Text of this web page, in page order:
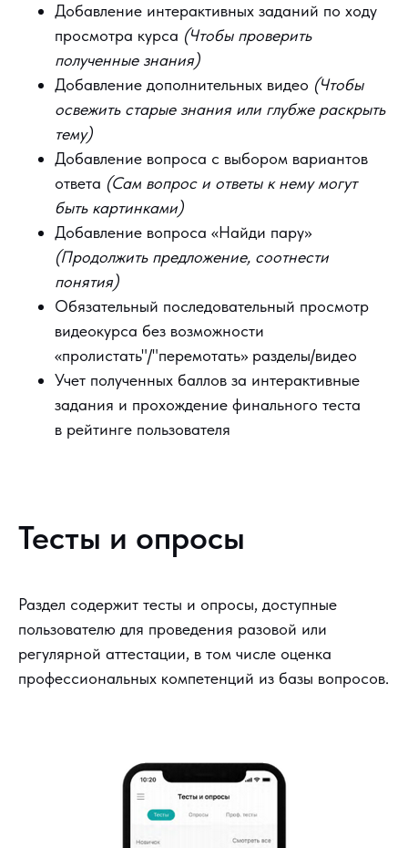
Добавление интерактивных заданий по ходу
просмотра курса (Чтобы проверить
полученные знания)
Добавление дополнительных видео (Чтобы
освежить старые знания или глубже раскрыть
тему)
Добавление вопроса с выбором вариантов
ответа (Сам вопрос и ответы к нему могут
быть картинками)
Добавление вопроса «Найди пару»
(Продолжить предложение, соотнести
понятия)
Обязательный последовательный просмотр
видеокурса без возможности
«пролистать"/"перемотать» разделы/видео
Учет полученных баллов за интерактивные
задания и прохождение финального теста
в рейтинге пользователя
Тесты и опросы
Раздел содержит тесты и опросы, доступные
пользователю для проведения разовой или
регулярной аттестации, в том числе оценка
профессиональных компетенций из базы вопросов.